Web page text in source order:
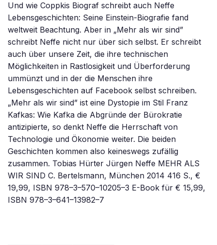
Und wie Coppkis Biograf schreibt auch Neffe
Lebensgeschichten: Seine Einstein-Biografie fand
weltweit Beachtung. Aber in „Mehr als wir sind”
schreibt Neffe nicht nur über sich selbst. Er schreibt
auch über unsere Zeit, die ihre technischen
Möglichkeiten in Rastlosigkeit und Überforderung
ummünzt und in der die Menschen ihre
Lebensgeschichten auf Facebook selbst schreiben.
„Mehr als wir sind” ist eine Dystopie im Stil Franz
Kafkas: Wie Kafka die Abgründe der Bürokratie
antizipierte, so denkt Neffe die Herrschaft von
Technologie und Ökonomie weiter. Die beiden
Geschichten kommen also keineswegs zufällig
zusammen. Tobias Hürter Jürgen Neffe MEHR ALS
WIR SIND C. Bertelsmann, München 2014 416 S., €
19,99, ISBN 978–3–570–10205–3 E-Book für € 15,99,
ISBN 978–3–641–13982–7